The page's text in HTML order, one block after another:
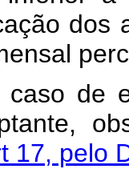
dos
de
17, pelo